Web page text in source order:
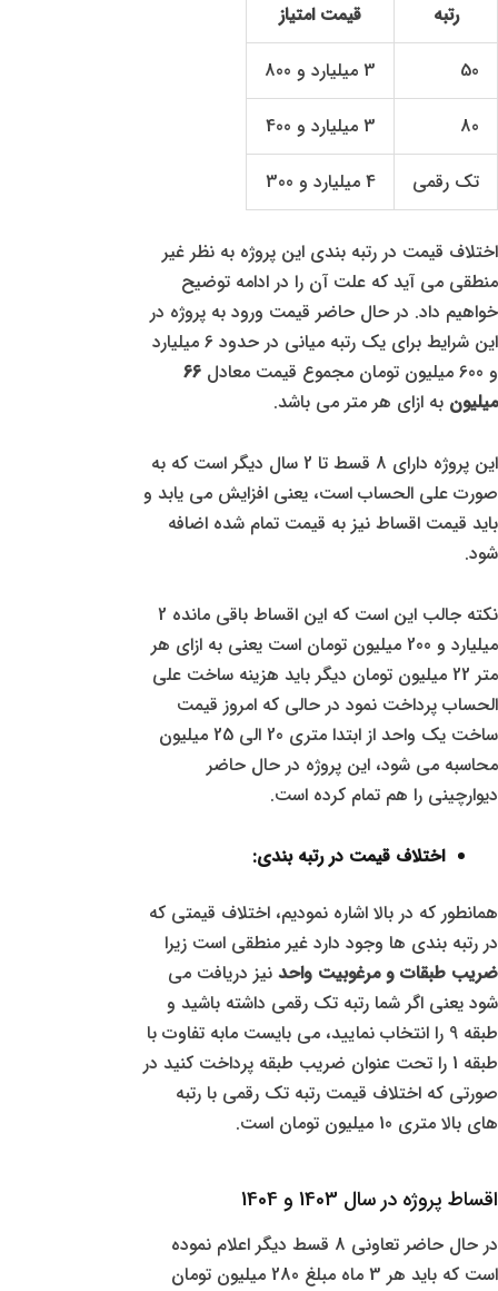
رتبه
قیمت امتیاز
50
3 میلیارد و 800
80
3 میلیارد و 400
تک رقمی
4 میلیارد و 300
اختلاف قیمت در رتبه بندی این پروژه به نظر غیر
منطقی می آید که علت آن را در ادامه توضیح
خواهیم داد. در حال حاضر قیمت ورود به پروژه در
این شرایط برای یک رتبه میانی در حدود 6 میلیارد
و 600 میلیون تومان مجموع قیمت معادل
66
میلیون به ازای هر متر می باشد.
این پروژه دارای 8 قسط تا 2 سال دیگر است که به
صورت علی الحساب است، یعنی افزایش می یابد و
باید قیمت اقساط نیز به قیمت تمام شده اضافه
شود.
نکته جالب این است که این اقساط باقی مانده 2
میلیارد و 200 میلیون تومان است یعنی به ازای هر
متر 22 میلیون تومان دیگر باید هزینه ساخت علی
الحساب پرداخت نمود در حالی که امروز قیمت
ساخت یک واحد از ابتدا متری 20 الی 25 میلیون
محاسبه می شود، این پروژه در حال حاضر
دیوارچینی را هم تمام کرده است.
اختلاف قیمت در رتبه بندی:
همانطور که در بالا اشاره نمودیم، اختلاف قیمتی که
در رتبه بندی ها وجود دارد غیر منطقی است زیرا
ضریب طبقات و مرغوبیت واحد نیز دریافت می
شود یعنی اگر شما رتبه تک رقمی داشته باشید و
طبقه 9 را انتخاب نمایید، می بایست مابه تفاوت با
طبقه 1 را تحت عنوان ضریب طبقه پرداخت کنید در
صورتی که اختلاف قیمت رتبه تک رقمی با رتبه
های بالا متری 10 میلیون تومان است.
اقساط پروژه در سال 1403 و 1404
در حال حاضر تعاونی 8 قسط دیگر اعلام نموده
است که باید هر 3 ماه مبلغ 280 میلیون تومان